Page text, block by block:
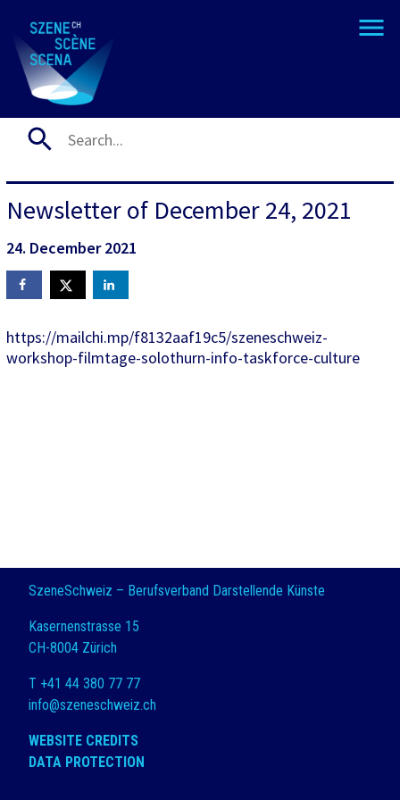
Newsletter of December 24, 2021
24. December 2021
https://mailchi.mp/f8132aaf19c5/szeneschweiz-
workshop-filmtage-solothurn-info-taskforce-culture
SzeneSchweiz – Berufsverband Darstellende Künste
Kasernenstrasse 15
CH-8004 Zürich
T +41 44 380 77 77
info@szeneschweiz.ch
WEBSITE CREDITS
DATA PROTECTION